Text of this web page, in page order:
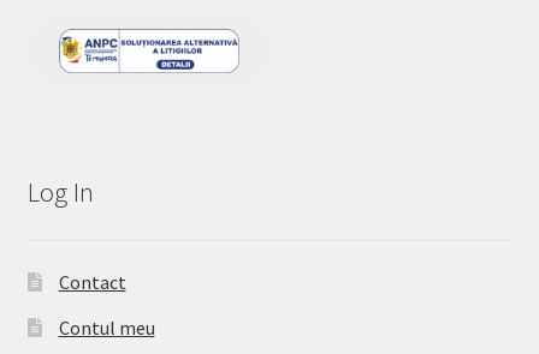
Log In
Contact
Contul meu